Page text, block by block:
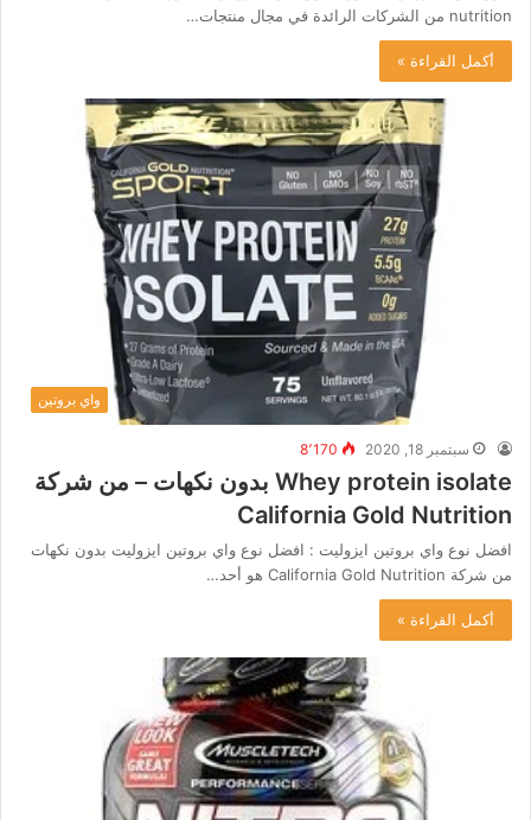
nutrition من الشركات الرائدة في مجال منتجات…
أكمل القراءة »
واي بروتين
سبتمبر 18, 2020 8٬170
Whey protein isolate بدون نكهات – من شركة
California Gold Nutrition
افضل نوع واي بروتين ايزوليت : افضل نوع واي بروتين ايزوليت بدون نكهات
من شركة California Gold Nutrition هو أحد…
أكمل القراءة »